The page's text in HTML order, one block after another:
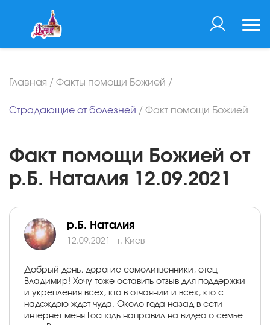
Главная / Факты помощи Божией /
Страдающие от болезней / Факт помощи Божией
Факт помощи Божией от
р.Б. Наталия 12.09.2021
р.Б. Наталия
12.09.2021 г. Киев
Добрый день, дорогие сомолитвенники, отец
Владимир! Хочу тоже оставить отзыв для поддержки
и укрепления всех, кто в отчаянии и всех, кто с
надеждою ждет чуда. Около года назад в сети
интернет меня Господь направил на видео о семье